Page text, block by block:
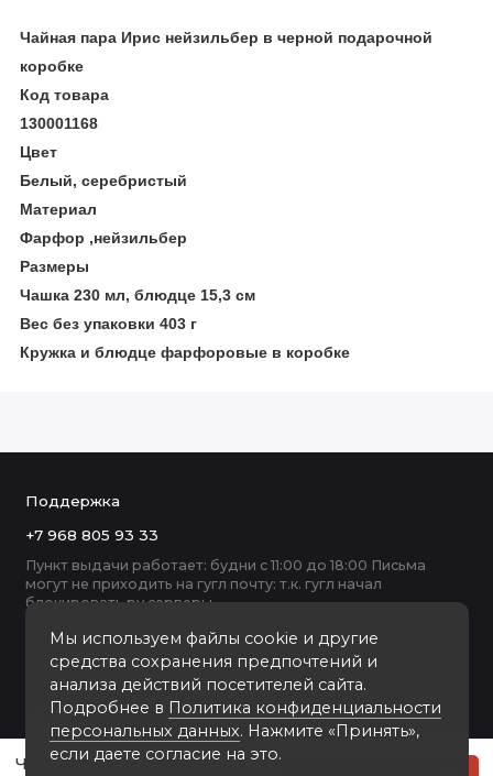
Чайная пара Ирис нейзильбер в черной подарочной коробке
Чайная пара Ирис нейзильбер в черной подарочной
коробке
Код товара
130001168
Цвет
Белый, серебристый
Материал
Фарфор ,нейзильбер
Размеры
Чашка 230 мл, блюдце 15,3 см
Вес без упаковки 403 г
Кружка и блюдце фарфоровые в коробке
Мы используем файлы cookie и другие
средства сохранения предпочтений и
анализа действий посетителей сайта.
Подробнее в Политика конфиденциальности
персональных данных. Нажмите «Принять»,
если даете согласие на это.
Поддержка
+7 968 805 93 33
Пункт выдачи работает: будни с 11:00 до 18:00 Письма
могут не приходить на гугл почту: т.к. гугл начал
блокировать ру серверы